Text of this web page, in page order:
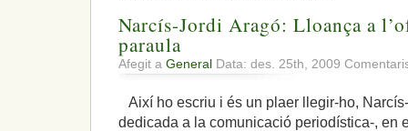
Narcís-Jordi Aragó: Lloança a
paraula
Afegit a General Data: des. 25th, 2009
Així ho escriu i és un plaer llegir-ho,
dedicada a la comunicació periodística-, en